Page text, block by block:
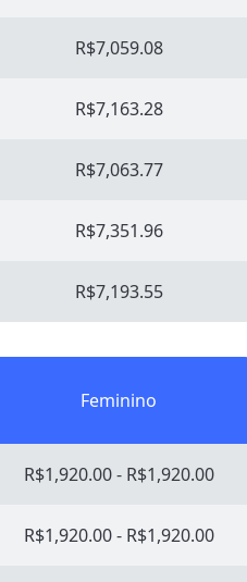
R$7,059.08
R$7,163.28
R$7,063.77
R$7,351.96
R$7,193.55
Feminino
R$1,920.00 - R$1,920.00
R$1,920.00 - R$1,920.00